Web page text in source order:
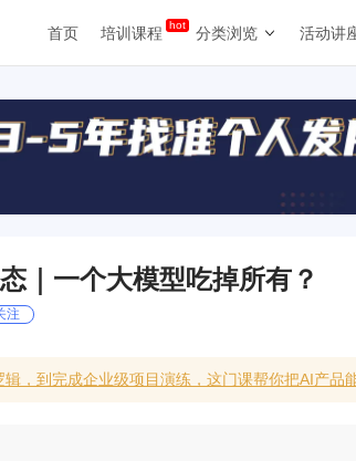
首页 培训课程 分类浏览 活动讲
｜一个大模型吃掉所有？
注
，到完成企业级项目演练，这门课帮你把AI产品